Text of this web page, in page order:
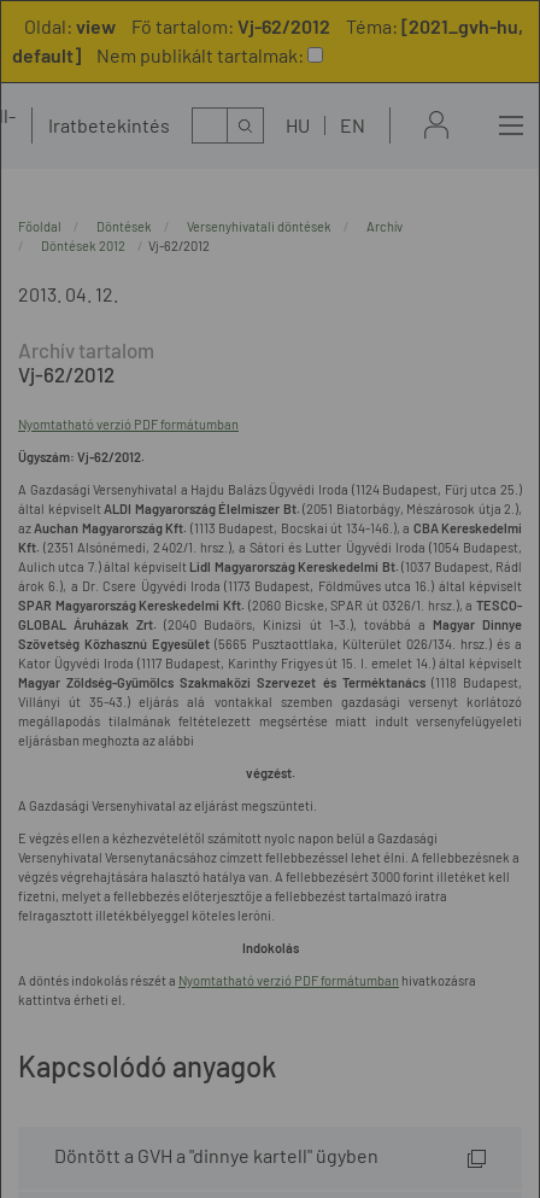
Oldal: view Fő tartalom: Vj-62/2012 Téma: [2021_gvh-hu,
default]
Nem publikált tartalmak:
Iratbetekintés Kereső HU EN
Főoldal Döntések Versenyhivatali döntések
Archív
Döntések 2012
Vj-62/2012
2013. 04. 12.
Vj-62/2012
Nyomtatható verzió PDF formátumban
Ügyszám: Vj-62/2012.
A Gazdasági Versenyhivatal a Hajdu Balázs Ügyvédi Iroda (1124 Budapest, Fürj utca 25.)
által képviseltALDI Magyarország Élelmiszer Bt. (2051 Biatorbágy, Mészárosok útja 2.),
azAuchan Magyarország Kft. (1113 Budapest, Bocskai út 134-146.), a CBA Kereskedelmi
Kft. (2351 Alsónémedi, 2402/1. hrsz.), a Sátori és Lutter Ügyvédi Iroda (1054 Budapest,
Aulich utca 7.) által képviselt Lidl Magyarország Kereskedelmi Bt. (1037 Budapest, Rádl
árok 6.), a Dr. Csere Ügyvédi Iroda (1173 Budapest, Földműves utca 16.) által képviselt
SPAR Magyarország Kereskedelmi Kft. (2060 Bicske, SPAR út 0326/1. hrsz.), aTESCO-
GLOBAL Áruházak Zrt. (2040 Budaörs, Kinizsi út 1-3.), továbbá a Magyar Dinnye
Szövetség Közhasznú Egyesület (5665 Pusztaottlaka, Külterület 026/134. hrsz.) és a
Kator Ügyvédi Iroda (1117 Budapest, Karinthy Frigyes út 15. I. emelet 14.) által képviselt
Magyar Zöldség-Gyümölcs Szakmaközi Szervezet és Terméktanács(1118 Budapest,
Villányi út 35-43.) eljárás alá vontakkal szemben gazdasági versenyt korlátozó
megállapodás tilalmának feltételezett megsértése miatt indult versenyfelügyeleti
eljárásban meghozta az alábbi
végzést.
A Gazdasági Versenyhivatal az eljárást megszünteti.
E végzés ellen a kézhezvételétől számított nyolc napon belül a Gazdasági
Versenyhivatal Versenytanácsához címzett fellebbezéssel lehet élni. A fellebbezésnek a
végzés végrehajtására halasztó hatálya van. A fellebbezésért 3000 forint illetéket kell
fizetni, melyet a fellebbezés előterjesztője a fellebbezést tartalmazó iratra
felragasztott illetékbélyeggel köteles leróni.
Indokolás
A döntés indokolás részét a Nyomtatható verzió PDF formátumban hivatkozásra
kattintva érheti el.
Kapcsolódó anyagok
Döntött a GVH a "dinnye kartell" ügyben